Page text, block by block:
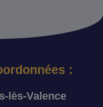
:
lès-Valence